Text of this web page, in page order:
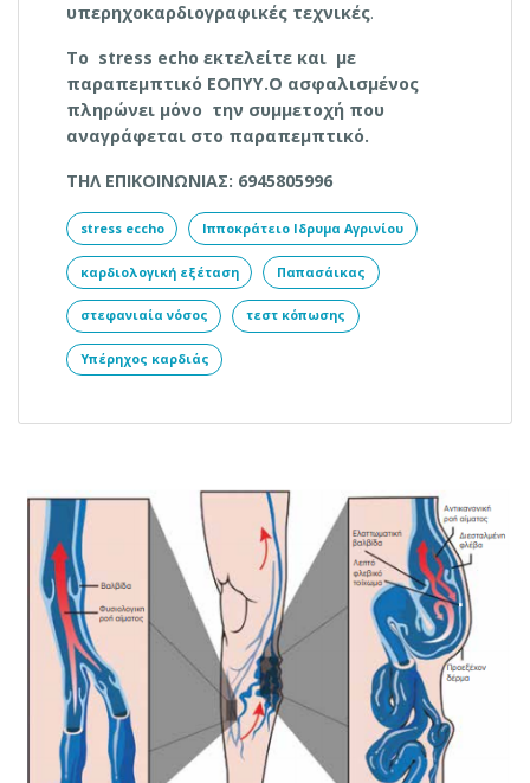
υπερηχοκαρδιογραφικές τεχνικές.
To stress echo εκτελείτε και με
παραπεμπτικό ΕΟΠΥΥ.Ο ασφαλισμένος
πληρώνει μόνο την συμμετοχή που
αναγράφεται στο παραπεμπτικό.
ΤΗΛ ΕΠΙΚΟΙΝΩΝΙΑΣ: 6945805996
stress eccho Ιπποκράτειο Ιδρυμα Αγρινίου
καρδιολογική εξέταση Παπασάικας
στεφανιαία νόσος τεστ κόπωσης
Υπέρηχος καρδιάς